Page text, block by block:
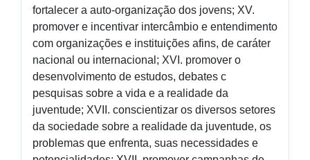
fortalecer a auto-organização dos jovens; XV.
promover e incentivar intercâmbio e entendimento
com organizações e instituições afins, de caráter
nacional ou internacional; XVI. promover o
desenvolvimento de estudos, debates c
pesquisas sobre a vida e a realidade da
juventude; XVII. conscientizar os diversos setores
da sociedade sobre a realidade da juventude, os
problemas que enfrenta, suas necessidades e